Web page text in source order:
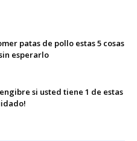
patas de pollo estas 5 cosas
esperarlo
si usted tiene 1 de estas